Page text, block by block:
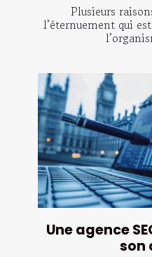
Plusieurs
l’éternuement qui
Une agence
son